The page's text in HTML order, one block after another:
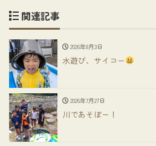
関連記事
2026年8月3日
水遊び、サイコー
2026年7月27日
川であそぼー！